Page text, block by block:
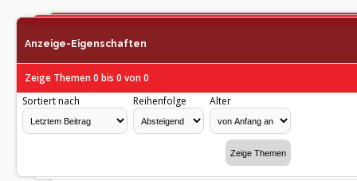
Anzeige-Eigenschaften
Zeige Themen 0 bis 0 von 0
Sortiert nach
Reihenfolge Alter